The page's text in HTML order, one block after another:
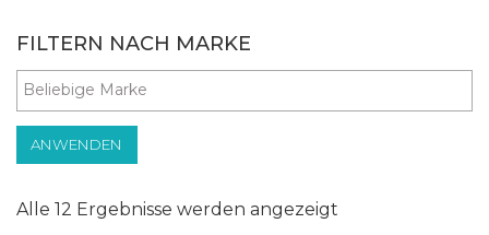
FILTERN NACH MARKE
ANWENDEN
Alle 12 Ergebnisse werden angezeigt